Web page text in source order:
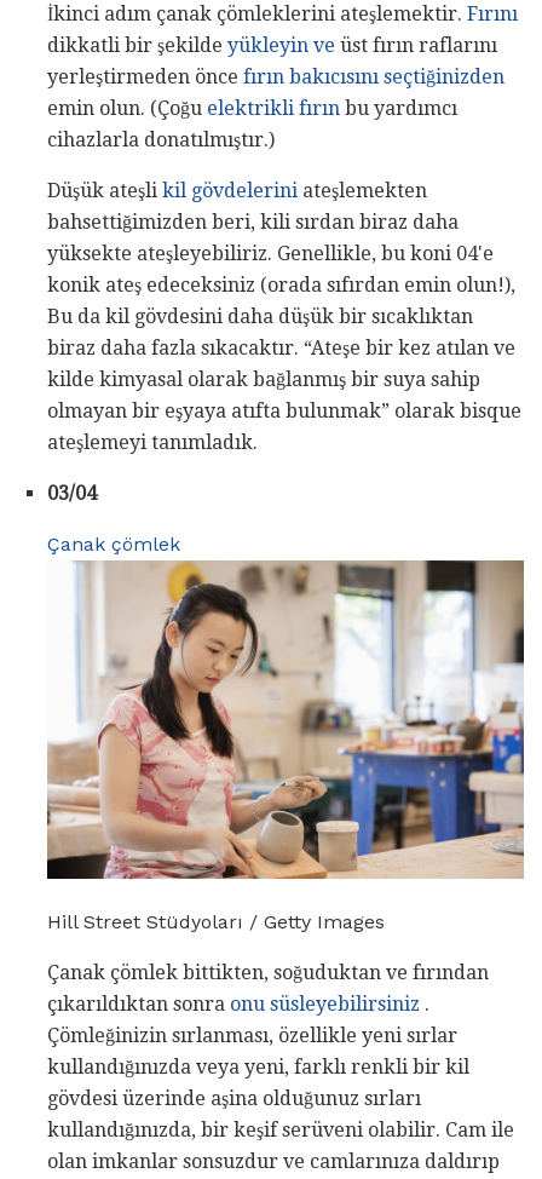
İkinci adım çanak çömleklerini ateşlemektir. Fırını
dikkatli bir şekilde yükleyin ve üst fırın raflarını
yerleştirmeden önce fırın bakıcısını seçtiğinizden
emin olun. (Çoğu elektrikli fırın bu yardımcı
cihazlarla donatılmıştır.)
Düşük ateşli kil gövdelerini ateşlemekten
bahsettiğimizden beri, kili sırdan biraz daha
yüksekte ateşleyebiliriz. Genellikle, bu koni 04'e
konik ateş edeceksiniz (orada sıfırdan emin olun!),
Bu da kil gövdesini daha düşük bir sıcaklıktan
biraz daha fazla sıkacaktır. “Ateşe bir kez atılan ve
kilde kimyasal olarak bağlanmış bir suya sahip
olmayan bir eşyaya atıfta bulunmak” olarak bisque
ateşlemeyi tanımladık.
03/04
Çanak çömlek
Hill Street Stüdyoları / Getty Images
Çanak çömlek bittikten, soğuduktan ve fırından
çıkarıldıktan sonra onu süsleyebilirsiniz .
Çömleğinizin sırlanması, özellikle yeni sırlar
kullandığınızda veya yeni, farklı renkli bir kil
gövdesi üzerinde aşina olduğunuz sırları
kullandığınızda, bir keşif serüveni olabilir. Cam ile
olan imkanlar sonsuzdur ve camlarınıza daldırıp